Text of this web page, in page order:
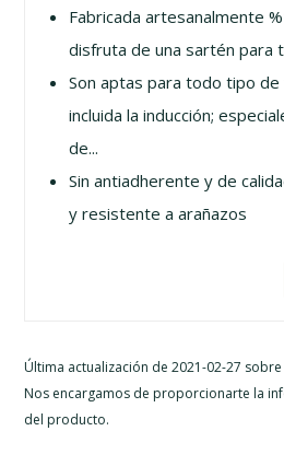
Fabricada artesanalmente
disfruta de una sartén para
Son aptas para todo tipo
incluida la inducción;
de...
Sin antiadherente y de
y resistente a arañazos
Última actualización de 2021-02-27
Nos encargamos de proporcionarte la
del producto.